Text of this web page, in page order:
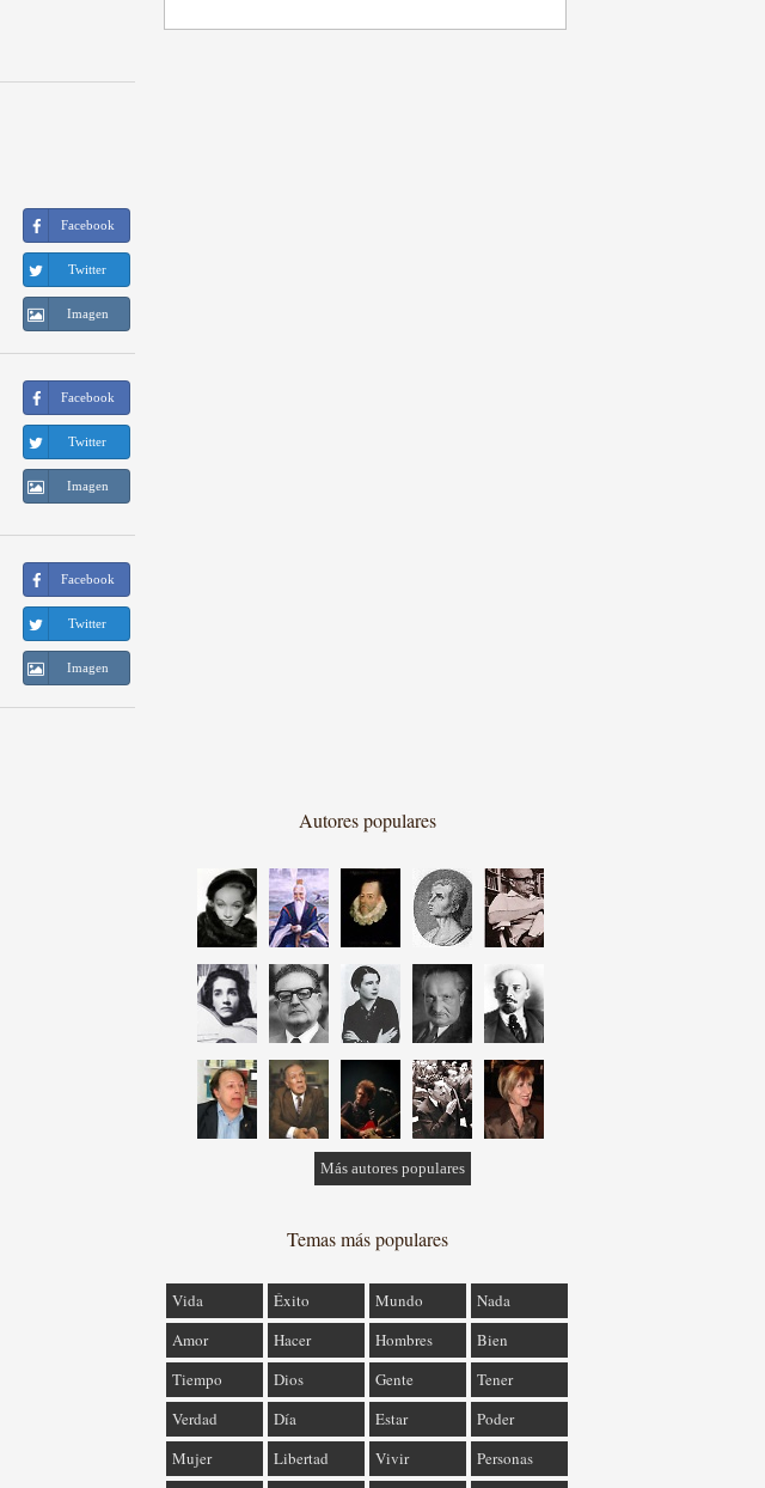
Facebook
Twitter
Imagen
Facebook
Twitter
Imagen
Facebook
Twitter
Imagen
Autores populares
Más autores populares
Temas más populares
Vida Éxito Mundo
Nada
Amor
Hacer Hombres
Bien
Tiempo
Dios Gente
Tener
Verdad
Día Estar
Poder
Mujer
Libertad Vivir
Personas